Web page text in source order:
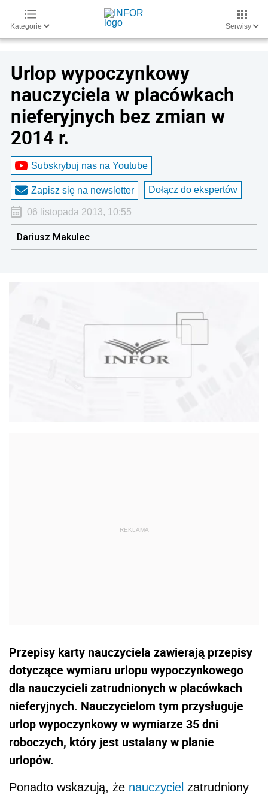
Kategorie Serwisy
Urlop wypoczynkowy
nauczyciela w placówkach
nieferyjnych bez zmian w
2014 r.
Subskrybuj nas na Youtube
Zapisz się na newsletter Dołącz do ekspertów
06 listopada 2013, 10:55
Dariusz Makulec
Przepisy karty nauczyciela zawierają przepisy
dotyczące wymiaru urlopu wypoczynkowego
dla nauczycieli zatrudnionych w placówkach
nieferyjnych. Nauczycielom tym przysługuje
urlop wypoczynkowy w wymiarze 35 dni
roboczych, który jest ustalany w planie
urlopów.
Ponadto wskazują, że nauczyciel zatrudniony